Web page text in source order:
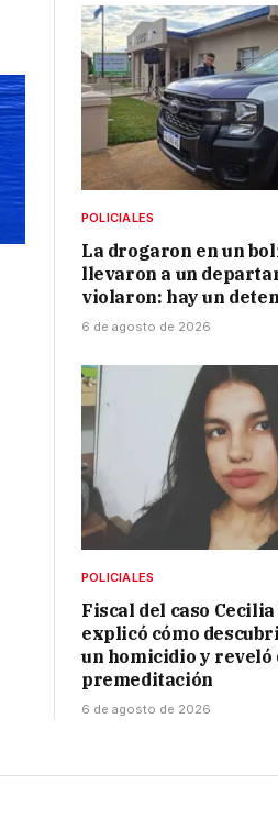
POLICIALES
La drogaron en un
llevaron a un
violaron: hay un
6 de agosto de 2026
POLICIALES
Fiscal del caso
explicó cómo
un homicidio y reveló
premeditación
6 de agosto de 2026